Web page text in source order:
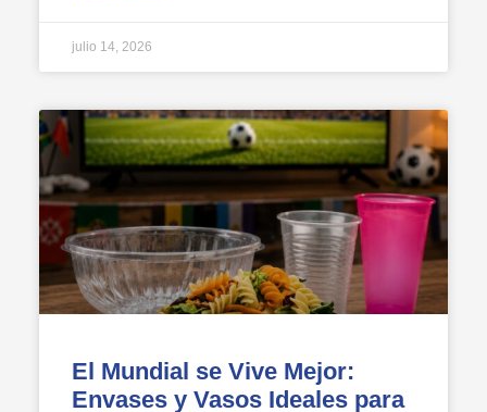
julio 14, 2026
El Mundial se Vive Mejor:
Envases y Vasos Ideales para